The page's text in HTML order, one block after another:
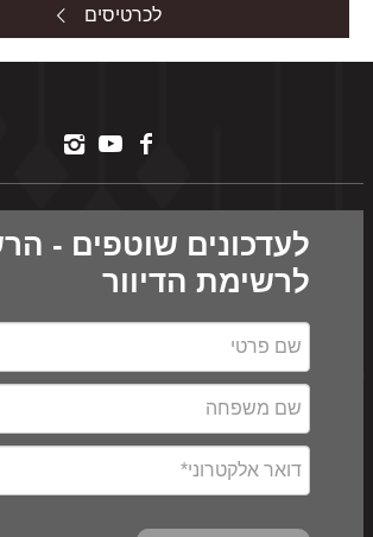
לכרטיסים
לעדכונים שוטפים -
לרשימת הדיוור